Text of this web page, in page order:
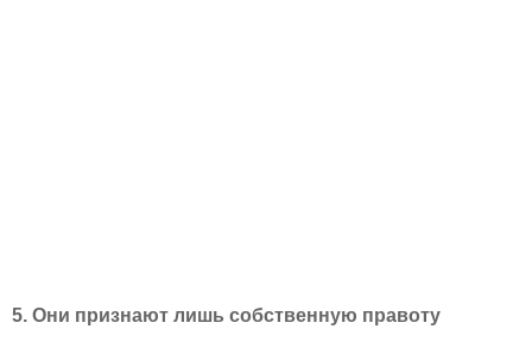
5. Они признают лишь собственную правоту